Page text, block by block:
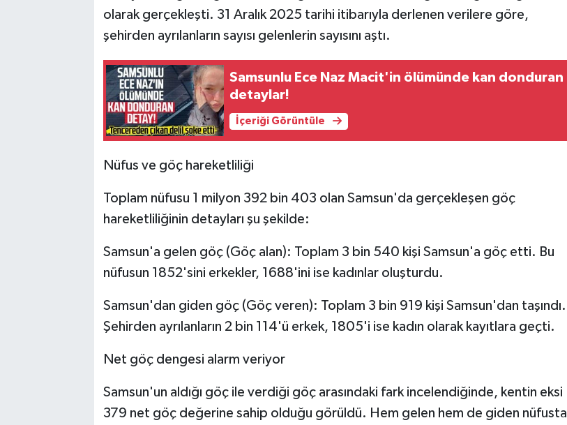
olarak gerçekleşti. 31 Aralık 2025 tarihi itibarıyla derlenen verilere göre,
şehirden ayrılanların sayısı gelenlerin sayısını aştı.
Samsunlu Ece Naz Macit'in ölümünde kan donduran
detaylar!
İçeriği Görüntüle
Nüfus ve göç hareketliliği
Toplam nüfusu 1 milyon 392 bin 403 olan Samsun'da gerçekleşen göç
hareketliliğinin detayları şu şekilde:
Samsun'a gelen göç (Göç alan): Toplam 3 bin 540 kişi Samsun'a göç etti. Bu
nüfusun 1852'sini erkekler, 1688'ini ise kadınlar oluşturdu.
Samsun'dan giden göç (Göç veren): Toplam 3 bin 919 kişi Samsun'dan taşındı.
Şehirden ayrılanların 2 bin 114'ü erkek, 1805'i ise kadın olarak kayıtlara geçti.
Net göç dengesi alarm veriyor
Samsun'un aldığı göç ile verdiği göç arasındaki fark incelendiğinde, kentin eksi
379 net göç değerine sahip olduğu görüldü. Hem gelen hem de giden nüfusta